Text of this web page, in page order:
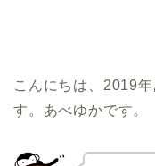
こんにちは、2019
す。あべゆかです。